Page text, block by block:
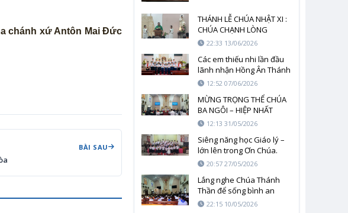
chánh xứ Antôn Mai Đức
BÀI SAU
THÁNH LỄ CHÚA NHẬT XI :
CHÚA CHẠNH LÒNG
THƯƠNG VÀ SAI CÁC MÔN
22:33 13/06/2026
Các em thiếu nhi lần đầu
lãnh nhận Hồng Ân Thánh
Thể12:52 07/06/2026
MỪNG TRỌNG THỂ CHÚA
BA NGÔI – HIỆP NHẤT
TRONG YÊU THƯƠNG ĐỂ
12:13 31/05/2026
Siêng năng học Giáo lý –
lớn lên trong Ơn Chúa.
20:57 27/05/2026
Lắng nghe Chúa Thánh
Thần để sống bình an
giữa cuộc đời
22:15 10/05/2026